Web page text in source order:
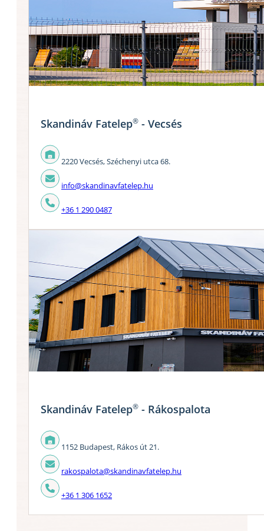
Skandináv Fatelep® - Vecsés
2220 Vecsés, Széchenyi utca 68.
info@skandinavfatelep.hu
+36 1 290 0487
Skandináv Fatelep® - Rákospalota
1152 Budapest, Rákos út 21.
rakospalota@skandinavfatelep.hu
+36 1 306 1652